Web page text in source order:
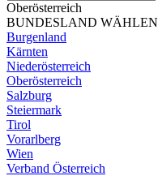
Oberösterreich
BUNDESLAND WÄHLEN
Burgenland
Kärnten
Niederösterreich
Oberösterreich
Salzburg
Steiermark
Tirol
Vorarlberg
Wien
Verband Österreich